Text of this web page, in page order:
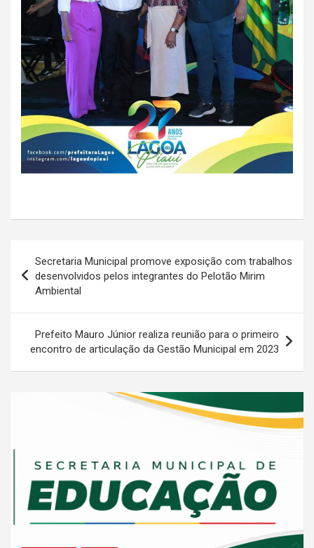
de
Post
Secretaria Municipal promove exposição com trabalhos
desenvolvidos pelos integrantes do Pelotão Mirim
Ambiental
Prefeito Mauro Júnior realiza reunião para o primeiro
encontro de articulação da Gestão Municipal em 2023